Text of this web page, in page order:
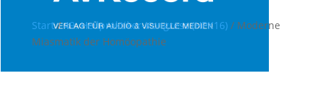
Start/49. Heilpraktiker-Kongress (HPK16)/ Moderne
Miasmatik der Homöopathie